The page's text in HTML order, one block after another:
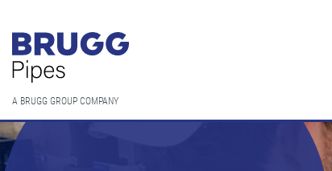
A BRUGG GROUP COMPANY